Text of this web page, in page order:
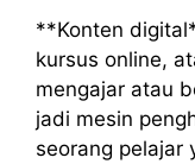
**Konten
kursus online,
mengajar atau
jadi mesin
seorang pelajar